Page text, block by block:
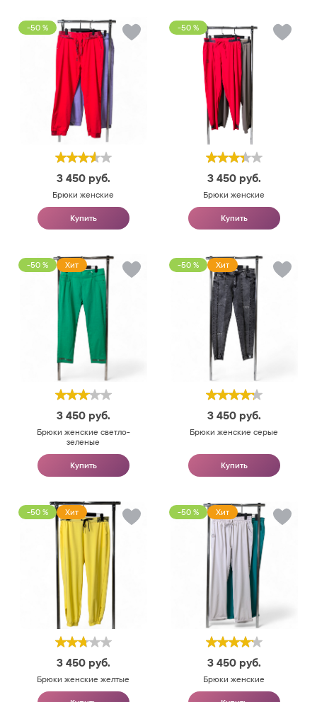
-50 %
3 450 руб.
Брюки женские
Купить
-50 %
3 450 руб.
Брюки женские
Купить
-50 % Хит
3 450 руб.
Брюки женские светло-
зеленые
Купить
-50 % Хит
3 450 руб.
Брюки женские серые
Купить
-50 % Хит
3 450 руб.
Брюки женские желтые
-50 % Хит
3 450 руб.
Брюки женские